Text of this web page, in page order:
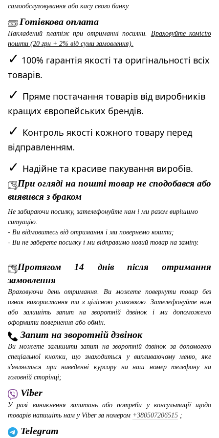
самообслуговування або касу свого банку.
Готівкова оплата
Накладений платіж при отриманні посилки. Враховуйте комісію
пошти (20 грн + 2% від суми замовлення).
✓ 100% гарантія якості та оригінальності всіх
товарів.
✓ Пряме постачання товарів від виробників
кращих європейських брендів.
✓ Контроль якості кожного товару перед
відправленням.
✓ Надійне та красиве пакування виробів.
При огляді на пошті товар не сподобався або
виявився з браком
Не забираючи посилку, зателефонуйте нам і ми разом вирішимо
ситуацію:
- Ви відмовитесь від отримання і ми повернемо кошти;
- Ви не заберете посилку і ми відправимо новий товар на заміну.
Протягом 14 днів після отримання
замовлення
Враховуючи день отримання. Ви можете повернути товар без
ознак використання та з цілісною упаковкою. Зателефонуйте нам
або залишіть запит на зворотній дзвінок і ми допоможемо
оформити повернення або обмін.
Запит на зворотній дзвінок
Ви можете залишити запит на зворотній дзвінок за допомогою
спеціальної кнопки, що знаходиться у випливаючому меню, яке
з'являється при наведенні курсору на наш номер телефону на
головній сторінці;
Viber
У разі виникнення запитань або потреби у консультації щодо
товарів напишіть нам у Viber за номером +380507206515 ;
Telegram